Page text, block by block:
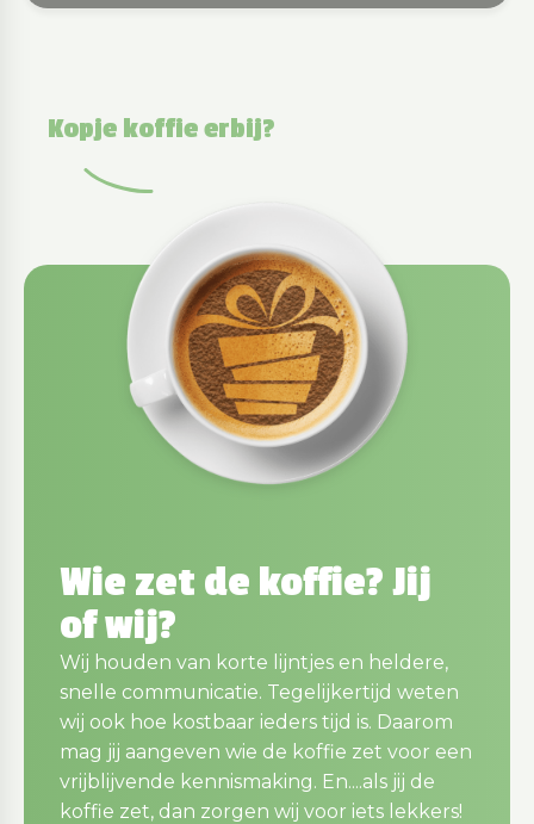
Kopje koffie erbij?
Wie zet de koffie? Jij
of wij?
Wij houden van korte lijntjes en heldere,
snelle communicatie. Tegelijkertijd weten
wij ook hoe kostbaar ieders tijd is. Daarom
mag jij aangeven wie de koffie zet voor een
vrijblijvende kennismaking. En....als jij de
koffie zet, dan zorgen wij voor iets lekkers!